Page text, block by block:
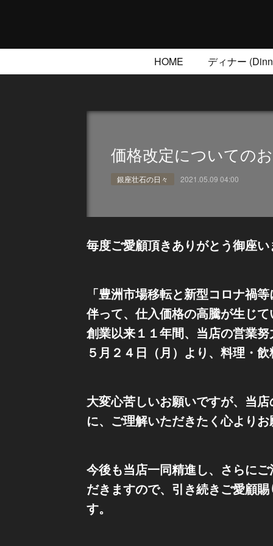
HOME ディナー
価格改定についての
銀座壮石の日々 2021.05.09 04:00
毎度ご愛顧頂きありがとう御座
「豊洲市場移転と新型コロナ禍
伴って、仕入価格の高騰が生じ
創業以来１１年間、当店の営業
５月２４日（月）より、料理・
大変心苦しいお願いですが、当
に、ご理解いただきたく心より
今後も当店一同精進し、さらに
だきますので、引き続きご愛顧
す。